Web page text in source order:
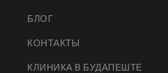
БЛОГ
КОНТАКТЫ
КЛИНИКА В БУДАПЕШТЕ